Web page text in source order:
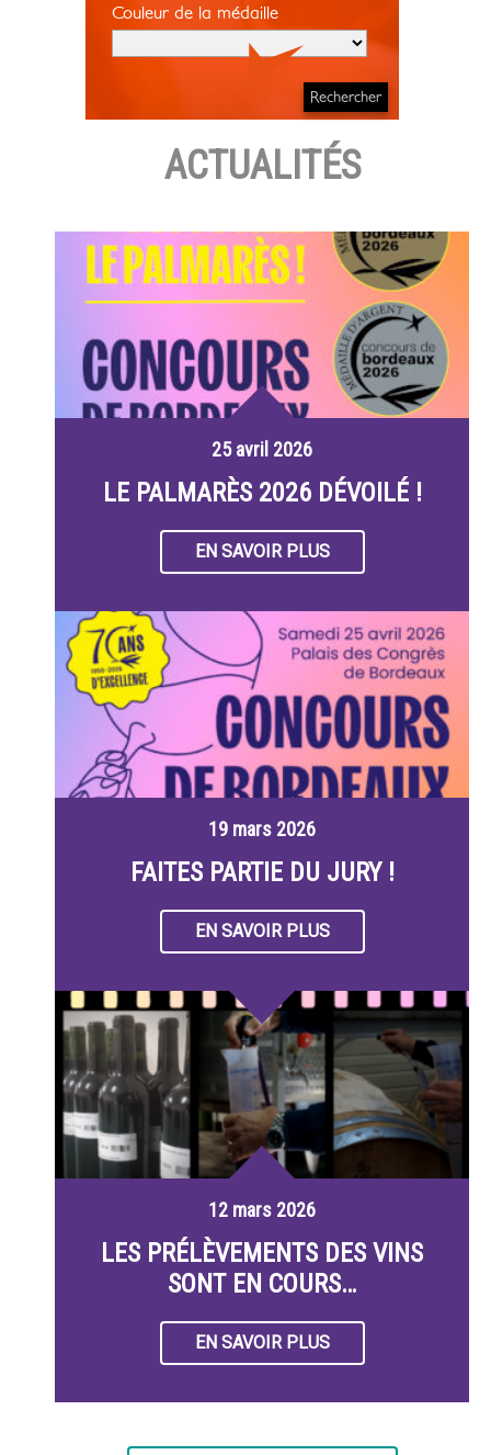
Couleur de la médaille
ACTUALITÉS
25 avril 2026
LE PALMARÈS 2026 DÉVOILÉ !
EN SAVOIR PLUS
19 mars 2026
FAITES PARTIE DU JURY !
EN SAVOIR PLUS
12 mars 2026
LES PRÉLÈVEMENTS DES VINS
SONT EN COURS…
EN SAVOIR PLUS